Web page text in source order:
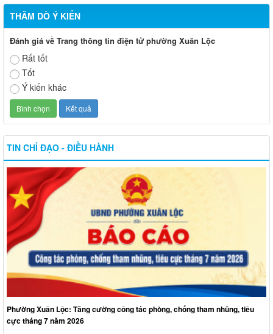
THĂM DÒ Ý KIẾN
Đánh giá về Trang thông tin điện tử phường Xuân Lộc
Rất tốt
Tốt
Ý kiến khác
TIN CHỈ ĐẠO - ĐIỀU HÀNH
Phường Xuân Lộc: Tăng cường công tác phòng, chống tham nhũng, tiêu
cực tháng 7 năm 2026